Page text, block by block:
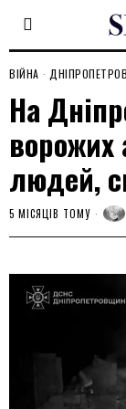
ВІЙНА ·
На
ворожих
людей,
5 МІСЯЦІВ ТОМУ